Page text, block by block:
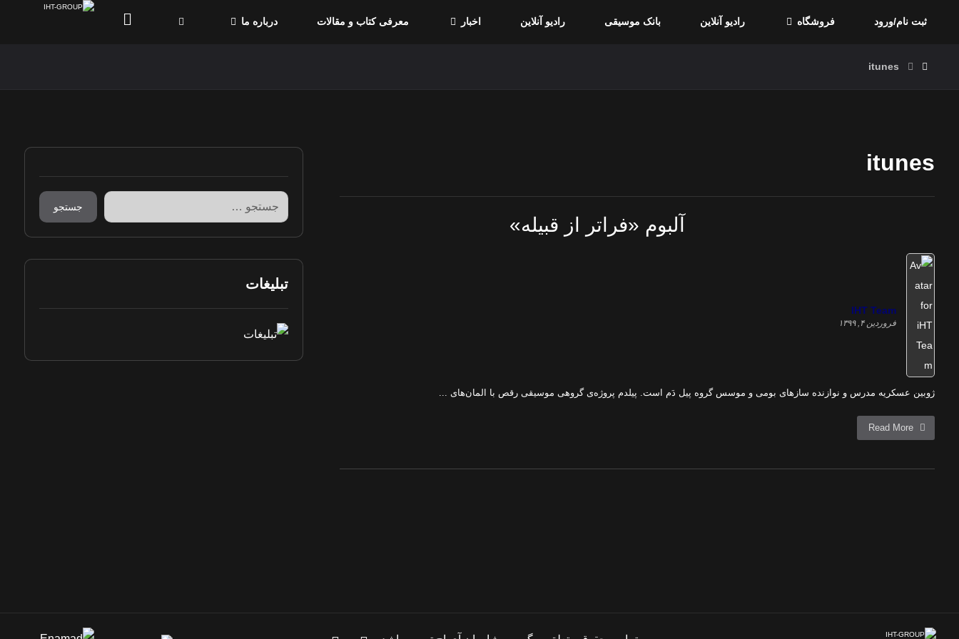
ثبت نام/ورود فروشگاه رادیو آنلاین بانک موسیقی رادیو آنلاین اخبار معرفی کتاب و مقالات درباره ما
itunes
itunes
آلبوم «فراتر از قبیله»
IHT Team
فروردین ۴, ۱۳۹۹
ژوبین عسکریه مدرس و نوازنده سازهای بومی و موسس گروه پیل دَم است. پیلدم پروژه‌ی گروهی موسیقی رقص با المان‌های ...
Read More
جستجو
تبلیغات